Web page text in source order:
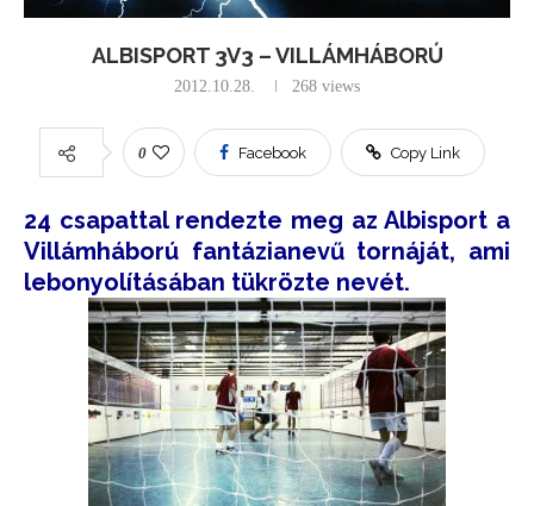
ALBISPORT 3V3 – VILLÁMHÁBORÚ
2012.10.28. 268 views
0 Facebook Copy Link
24 csapattal rendezte meg az Albisport a
Villámháború fantázianevű tornáját, ami
lebonyolításában tükrözte nevét.